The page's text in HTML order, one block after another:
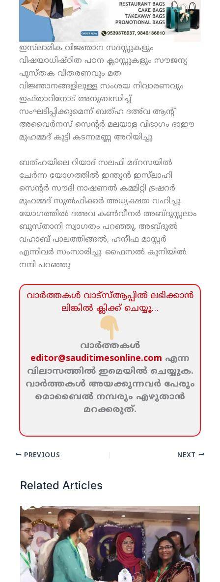
ഇസ്‌ലാമിക വിജ്ഞാന സദസ്സുകളും
വിഷയാധിഷ്ഠിത പഠന ക്ലാസ്സുകളും സൗജന്യ
പുസ്തക വിതരണവും മത
വിജ്ഞാനങ്ങളിലുള്ള സംശയ നിവാരണവും
ഇഫ്താറിനോട് അനുബന്ധിച്ച്
സംഘടിപ്പിക്കുമെന്ന് ബത്ഹ ദഅ്‌വ ആന്റ്
അവൈര്‍നസ് സെന്റര്‍ മലയാള വിഭാഗം ദാഈ
മുഹമ്മദ് കുട്ടി കടന്നമണ്ണ അറിയിച്ചു.
ബത്ഹയിലെ റിയാദ് സലഫി മദ്‌റസയില്‍
ചേര്‍ന്ന യോഗത്തില്‍ ഇന്ത്യന്‍ ഇസ്‌ലാഹി
സെന്റര്‍ സൗദി നാഷണല്‍ കമ്മിറ്റി ട്രഷറര്‍
മുഹമ്മദ് സുല്‍ഫിക്കര്‍ അധ്യക്ഷത വഹിച്ചു.
യോഗത്തില്‍ ദഅവ കണ്‍വീനര്‍ അബ്ദുസ്സലാം
ബുസ്താനി സ്വാഗതം പറഞ്ഞു. അബ്ദുല്‍
വഹാബ് പാലത്തിങ്ങല്‍, ഹനീഫ മാസ്റ്റര്‍
എന്നിവര്‍ സംസാരിച്ചു. ഫൈസല്‍ കുനിയില്‍
നന്ദി പറഞ്ഞു
വാര്‍ത്തകള്‍ വാട്‌സ്‌ആപ്പില്‍ ലഭിക്കാന്‍
ലിങ്കില്‍ ക്ലിക്ക്‌ ചെയ്യൂ…
വാര്‍ത്തകള്‍
editor@sauditimesonline.com എന്ന
വിലാസത്തില്‍ ഇമെയില്‍ ചെയ്യുക.
വാര്‍ത്തകള്‍ അയക്കുന്നവര്‍ പേരും
മൊബൈല്‍ നമ്പരും എഴുതാന്‍
മറക്കരുത്‌.
PREVIOUS NEXT
Related Articles